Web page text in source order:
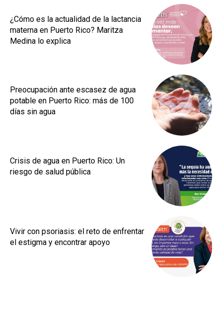
¿Cómo es la actualidad de la lactancia
materna en Puerto Rico? Maritza
Medina lo explica
Preocupación ante escasez de agua
potable en Puerto Rico: más de 100
días sin agua
Crisis de agua en Puerto Rico: Un
riesgo de salud pública
Vivir con psoriasis: el reto de enfrentar
el estigma y encontrar apoyo